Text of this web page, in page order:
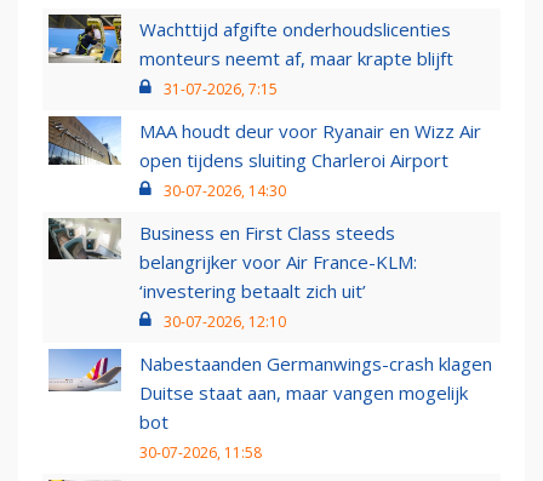
Wachttijd afgifte onderhoudslicenties
monteurs neemt af, maar krapte blijft
31-07-2026, 7:15
MAA houdt deur voor Ryanair en Wizz Air
open tijdens sluiting Charleroi Airport
30-07-2026, 14:30
Business en First Class steeds
belangrijker voor Air France-KLM:
‘investering betaalt zich uit’
30-07-2026, 12:10
Nabestaanden Germanwings-crash klagen
Duitse staat aan, maar vangen mogelijk
bot
30-07-2026, 11:58